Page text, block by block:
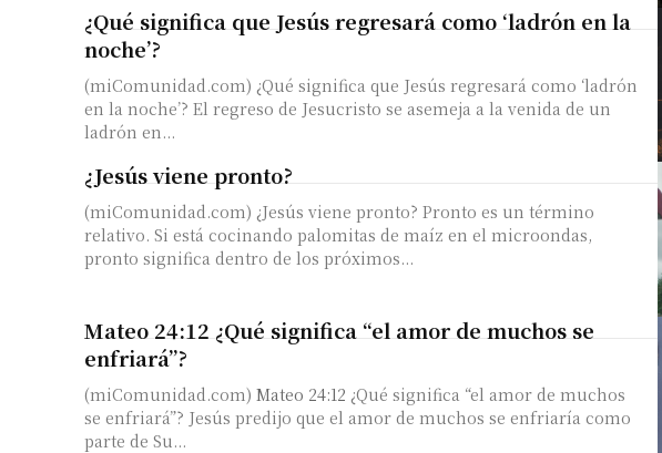
¿Qué significa que Jesús regresará como ‘ladrón en la
noche’?
(miComunidad.com) ¿Qué significa que Jesús regresará como ‘ladrón
en la noche’? El regreso de Jesucristo se asemeja a la venida de un
ladrón en...
¿Jesús viene pronto?
(miComunidad.com) ¿Jesús viene pronto? Pronto es un término
relativo. Si está cocinando palomitas de maíz en el microondas,
pronto significa dentro de los próximos...
Mateo 24:12 ¿Qué significa “el amor de muchos se
enfriará”?
(miComunidad.com) Mateo 24:12 ¿Qué significa “el amor de muchos
se enfriará”? Jesús predijo que el amor de muchos se enfriaría como
parte de Su...